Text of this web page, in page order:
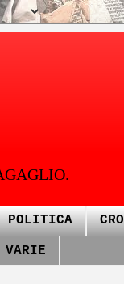
POLITICA
VARIE